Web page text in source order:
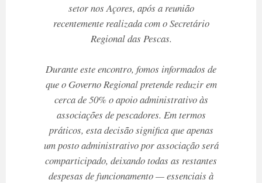
setor nos Açores, após a reunião
recentemente realizada com o Secretário
Regional das Pescas.
Durante este encontro, fomos informados de
que o Governo Regional pretende reduzir em
cerca de 50% o apoio administrativo às
associações de pescadores. Em termos
práticos, esta decisão significa que apenas
um posto administrativo por associação será
comparticipado, deixando todas as restantes
despesas de funcionamento — essenciais à